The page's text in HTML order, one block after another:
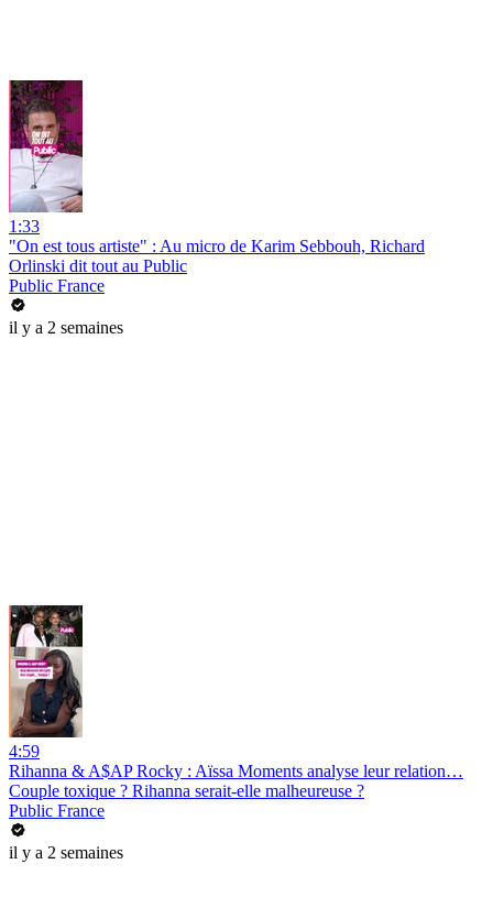
1:33
"On est tous artiste" : Au micro de Karim Sebbouh, Richard
Orlinski dit tout au Public
Public France
il y a 2 semaines
4:59
Rihanna & A$AP Rocky : Aïssa Moments analyse leur relation…
Couple toxique ? Rihanna serait-elle malheureuse ?
Public France
il y a 2 semaines